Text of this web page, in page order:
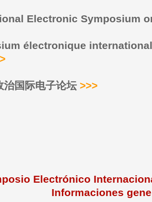
Electronic Symposium
électronique
治国际电子论坛>>>
Electrónico
Informaciones